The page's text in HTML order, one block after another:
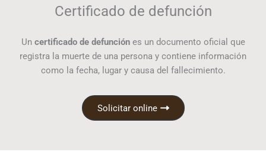
Certificado de defunción
Un certificado de defunciónes un documento oficial que
registra la muerte de una persona y contiene información
como la fecha, lugar y causa del fallecimiento.
Solicitar online